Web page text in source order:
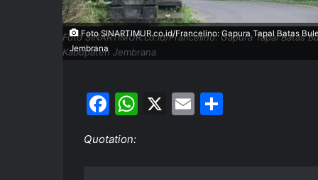
Foto SINARTIMUR.co.id/Francelino: Gapura Tapal Batas
Kabupaten Jembrana
Foto SINARTIMUR.co.id/Francelino: Gapura Tapal Batas
Jembrana
F
c
W X
E
Quotation: